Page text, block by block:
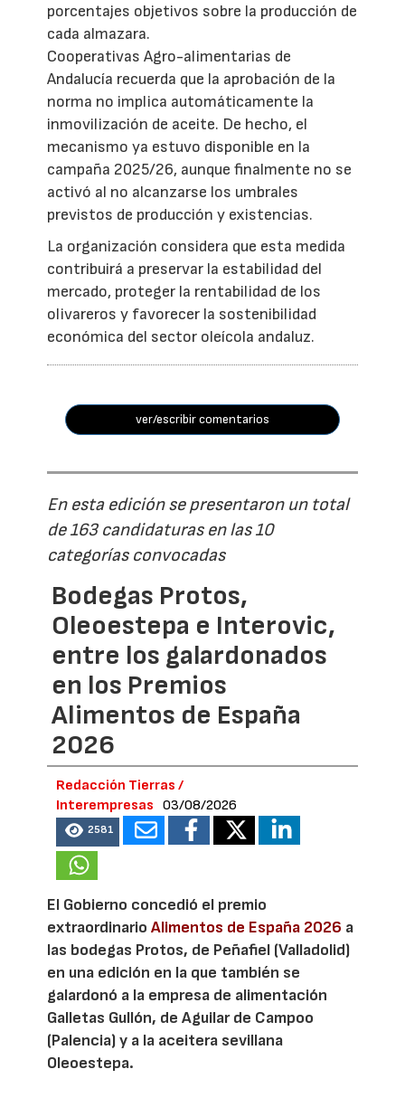
porcentajes objetivos sobre la producción de
cada almazara.
Cooperativas Agro-alimentarias de
Andalucía recuerda que la aprobación de la
norma no implica automáticamente la
inmovilización de aceite. De hecho, el
mecanismo ya estuvo disponible en la
campaña 2025/26, aunque finalmente no se
activó al no alcanzarse los umbrales
previstos de producción y existencias.
La organización considera que esta medida
contribuirá a preservar la estabilidad del
mercado, proteger la rentabilidad de los
olivareros y favorecer la sostenibilidad
económica del sector oleícola andaluz.
ver/escribir comentarios
En esta edición se presentaron un total
de 163 candidaturas en las 10
categorías convocadas
Bodegas Protos,
Oleoestepa e Interovic,
entre los galardonados
en los Premios
Alimentos de España
2026
Redacción Tierras /
Interempresas
03/08/2026
2581
El Gobierno concedió el premio
extraordinarioAlimentos de España 2026 a
las bodegas Protos, de Peñafiel (Valladolid)
en una edición en la que también se
galardonó a la empresa de alimentación
Galletas Gullón, de Aguilar de Campoo
(Palencia) y a la aceitera sevillana
Oleoestepa.